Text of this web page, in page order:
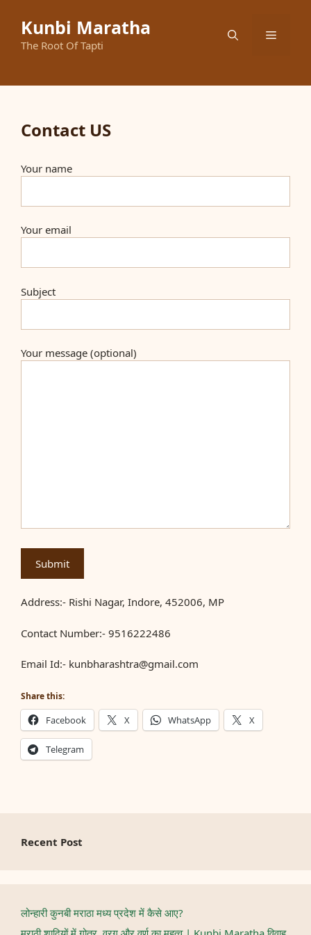
contentKunbi Maratha
The Root Of Tapti
Menu
Contact US
Your name
Your email
Subject
Your message (optional)
Address:- Rishi Nagar, Indore, 452006, MP
Contact Number:- 9516222486
Email Id:- kunbharashtra@gmail.com
Share this:
Facebook X WhatsApp X
Telegram
Recent Post
लोन्हारी कुनबी मराठा मध्य प्रदेश में कैसे आए?